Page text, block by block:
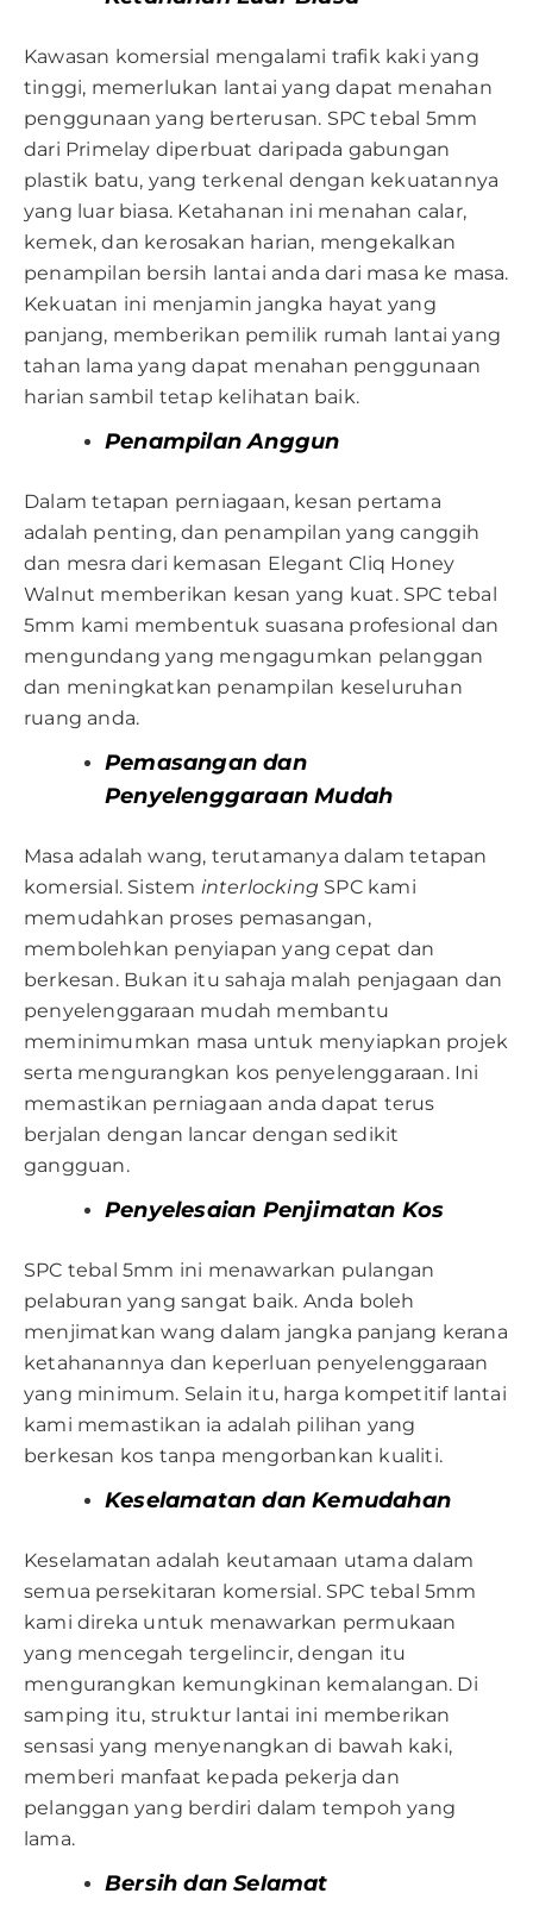
Kawasan komersial mengalami trafik kaki yang
tinggi, memerlukan lantai yang dapat menahan
penggunaan yang berterusan. SPC tebal 5mm
dari Primelay diperbuat daripada gabungan
plastik batu, yang terkenal dengan kekuatannya
yang luar biasa. Ketahanan ini menahan calar,
kemek, dan kerosakan harian, mengekalkan
penampilan bersih lantai anda dari masa ke masa.
Kekuatan ini menjamin jangka hayat yang
panjang, memberikan pemilik rumah lantai yang
tahan lama yang dapat menahan penggunaan
harian sambil tetap kelihatan baik.
Penampilan Anggun
Dalam tetapan perniagaan, kesan pertama
adalah penting, dan penampilan yang canggih
dan mesra dari kemasan Elegant Cliq Honey
Walnut memberikan kesan yang kuat. SPC tebal
5mm kami membentuk suasana profesional dan
mengundang yang mengagumkan pelanggan
dan meningkatkan penampilan keseluruhan
ruang anda.
Pemasangan dan
Penyelenggaraan Mudah
Masa adalah wang, terutamanya dalam tetapan
komersial. Sistem interlocking SPC kami
memudahkan proses pemasangan,
membolehkan penyiapan yang cepat dan
berkesan. Bukan itu sahaja malah penjagaan dan
penyelenggaraan mudah membantu
meminimumkan masa untuk menyiapkan projek
serta mengurangkan kos penyelenggaraan. Ini
memastikan perniagaan anda dapat terus
berjalan dengan lancar dengan sedikit
gangguan.
Penyelesaian Penjimatan Kos
SPC tebal 5mm ini menawarkan pulangan
pelaburan yang sangat baik. Anda boleh
menjimatkan wang dalam jangka panjang kerana
ketahanannya dan keperluan penyelenggaraan
yang minimum. Selain itu, harga kompetitif lantai
kami memastikan ia adalah pilihan yang
berkesan kos tanpa mengorbankan kualiti.
Keselamatan dan Kemudahan
Keselamatan adalah keutamaan utama dalam
semua persekitaran komersial. SPC tebal 5mm
kami direka untuk menawarkan permukaan
yang mencegah tergelincir, dengan itu
mengurangkan kemungkinan kemalangan. Di
samping itu, struktur lantai ini memberikan
sensasi yang menyenangkan di bawah kaki,
memberi manfaat kepada pekerja dan
pelanggan yang berdiri dalam tempoh yang
lama.
Bersih dan Selamat